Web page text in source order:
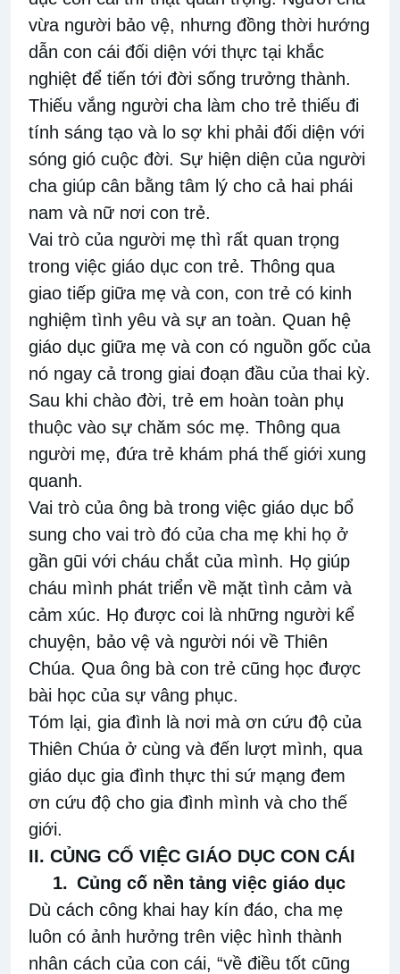
vừa người bảo vệ, nhưng đồng thời hướng
dẫn con cái đối diện với thực tại khắc
nghiệt để tiến tới đời sống trưởng thành.
Thiếu vắng người cha làm cho trẻ thiếu đi
tính sáng tạo và lo sợ khi phải đối diện với
sóng gió cuộc đời. Sự hiện diện của người
cha giúp cân bằng tâm lý cho cả hai phái
nam và nữ nơi con trẻ.
Vai trò của người mẹ thì rất quan trọng
trong việc giáo dục con trẻ. Thông qua
giao tiếp giữa mẹ và con, con trẻ có kinh
nghiệm tình yêu và sự an toàn. Quan hệ
giáo dục giữa mẹ và con có nguồn gốc của
nó ngay cả trong giai đoạn đầu của thai kỳ.
Sau khi chào đời, trẻ em hoàn toàn phụ
thuộc vào sự chăm sóc mẹ. Thông qua
người mẹ, đứa trẻ khám phá thế giới xung
quanh.
Vai trò của ông bà trong việc giáo dục bổ
sung cho vai trò đó của cha mẹ khi họ ở
gần gũi với cháu chắt của mình. Họ giúp
cháu mình phát triển về mặt tình cảm và
cảm xúc. Họ được coi là những người kể
chuyện, bảo vệ và người nói về Thiên
Chúa. Qua ông bà con trẻ cũng học được
bài học của sự vâng phục.
Tóm lại, gia đình là nơi mà ơn cứu độ của
Thiên Chúa ở cùng và đến lượt mình, qua
giáo dục gia đình thực thi sứ mạng đem
ơn cứu độ cho gia đình mình và cho thế
giới.
II. CỦNG CỐ VIỆC GIÁO DỤC CON CÁI
1. Củng cố nền tảng việc giáo dục
Dù cách công khai hay kín đáo, cha mẹ
luôn có ảnh hưởng trên việc hình thành
nhân cách của con cái, “về điều tốt cũng